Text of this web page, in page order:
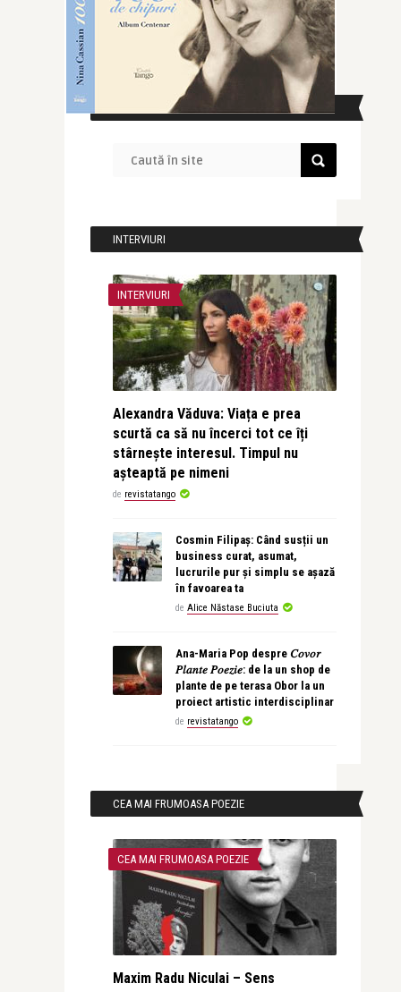
CAUTĂ ÎN SITE
INTERVIURI
INTERVIURI
Alexandra Văduva: Viața e prea
scurtă ca să nu încerci tot ce îți
stârnește interesul. Timpul nu
așteaptă pe nimeni
de revistatango
Cosmin Filipaș: Când susții un
business curat, asumat,
lucrurile pur și simplu se așază
în favoarea ta
de Alice Năstase Buciuta
Ana-Maria Pop despre 𝐶𝑜𝑣𝑜𝑟
𝑃𝑙𝑎𝑛𝑡𝑒 𝑃𝑜𝑒𝑧𝑖𝑒: de la un shop de
plante de pe terasa Obor la un
proiect artistic interdisciplinar
de revistatango
CEA MAI FRUMOASA POEZIE
CEA MAI FRUMOASA POEZIE
Maxim Radu Niculai – Sens